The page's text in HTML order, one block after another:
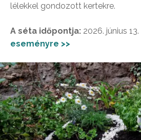
lélekkel gondozott kertekre.
A séta időpontja: 2026. június 13. |
eseményre >>